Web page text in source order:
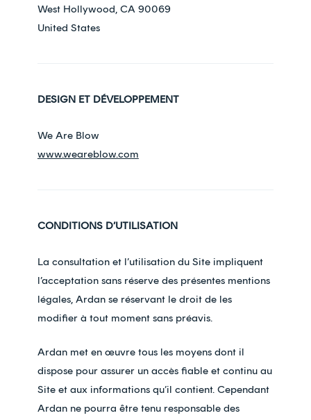
West Hollywood, CA 90069
United States
DESIGN ET DÉVELOPPEMENT
We Are Blow
www.weareblow.com
CONDITIONS D’UTILISATION
La consultation et l’utilisation du Site impliquent
l’acceptation sans réserve des présentes mentions
légales, Ardan se réservant le droit de les
modifier à tout moment sans préavis.
Ardan met en œuvre tous les moyens dont il
dispose pour assurer un accès fiable et continu au
Site et aux informations qu’il contient. Cependant
Ardan ne pourra être tenu responsable des